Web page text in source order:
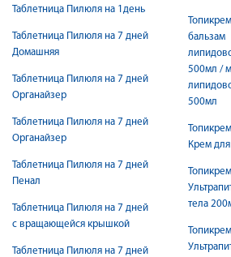
Таблетница Пилюля на 1день
Таблетница Пилюля на 7 дней
Домашняя
Таблетница Пилюля на 7 дней
Органайзер
Таблетница Пилюля на 7 дней
Органайзер
Таблетница Пилюля на 7 дней
Пенал
Таблетница Пилюля на 7 дней
с вращающейся крышкой
Таблетница Пилюля на 7 дней
бальзам
500мл /
500мл
Крем
тела